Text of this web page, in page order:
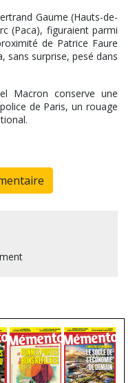
Gaume (Hauts-de-
(Paca), figuraient parmi
de Patrice Faure
sans surprise, pesé dans
Macron conserve une
de Paris, un rouage